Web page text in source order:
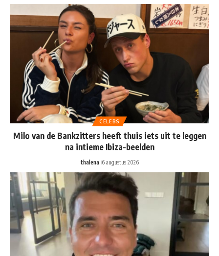
CELEBS
Milo van de Bankzitters heeft thuis iets uit te leggen
na intieme Ibiza-beelden
thalena 6 augustus 2026